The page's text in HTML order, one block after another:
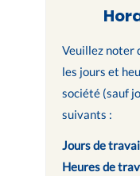
Veuillez noter
les jours et
société (sauf
suivants :
Jours de
Heures de